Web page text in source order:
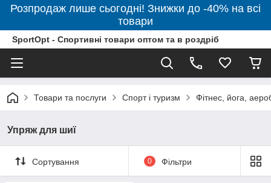
Розпродаж лише сьогодні! Знижки до -40% на всі
товари
SportOpt - Спортивні товари оптом та в роздріб
Товари та послуги Спорт і туризм Фітнес, йога,
Упряж для шиї
Сортування 0 Фільтри